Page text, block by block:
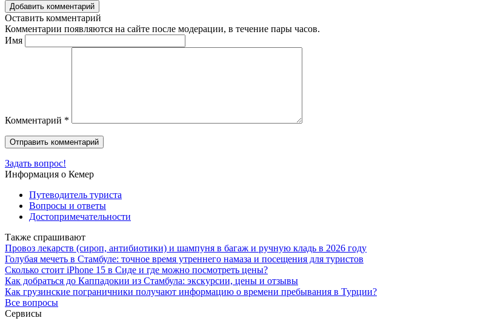
Добавить комментарий
Оставить комментарий
Комментарии появляются на сайте после модерации, в течение пары часов.
Имя
Комментарий *
Задать вопрос!
Информация о Кемер
Путеводитель туриста
Вопросы и ответы
Достопримечательности
Также спрашивают
Провоз лекарств (сироп, антибиотики) и шампуня в багаж и ручную кладь в 2026 году
Голубая мечеть в Стамбуле: точное время утреннего намаза и посещения для туристов
Сколько стоит iPhone 15 в Сиде и где можно посмотреть цены?
Как добраться до Каппадокии из Стамбула: экскурсии, цены и отзывы
Как грузинские пограничники получают информацию о времени пребывания в Турции?
Все вопросы
Сервисы